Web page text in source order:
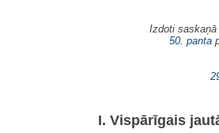
Izdoti saskaņā
50. panta
I. Vispārīgais